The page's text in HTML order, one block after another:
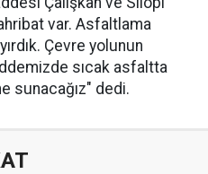
var. Asfaltlama
Çevre yolunun
sıcak asfaltta
sunacağız" dedi.